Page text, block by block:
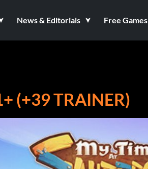
News & Editorials Free Games
(+39 TRAINER)